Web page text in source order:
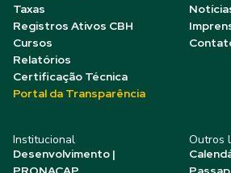
Taxas
Registros Ativos CBH
Cursos
Relatórios
Certificação Técnica
Portal da Transparência
Institucional
Desenvolvimento |
Outros